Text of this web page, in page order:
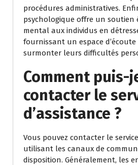
procédures administratives.
psychologique offre un soutien
mental aux individus en
fournissant un espace
surmonter leurs difficultés
Comment puis-
contacter le
d’assistance ?
Vous pouvez contacter le
utilisant les canaux de
disposition. Généralement, les